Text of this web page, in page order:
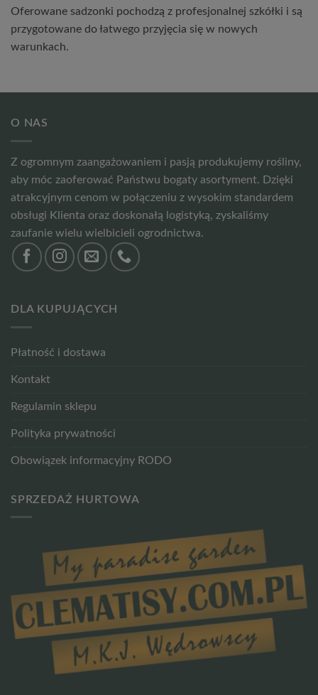
Oferowane sadzonki pochodzą z profesjonalnej szkółki i są
przygotowane do łatwego przyjęcia się w nowych
warunkach.
O NAS
Z ogromnym zaangażowaniem i pasją produkujemy rośliny,
aby móc zaoferować Państwu bogaty asortyment. Dzięki
atrakcyjnym cenom w połączeniu z wysokim standardem
obsługi Klienta oraz doskonałą logistyką, zyskaliśmy
zaufanie wielu wielbicieli ogrodnictwa.
DLA KUPUJĄCYCH
Płatność i dostawa
Kontakt
Regulamin sklepu
Polityka prywatności
Obowiązek informacyjny RODO
SPRZEDAŻ HURTOWA